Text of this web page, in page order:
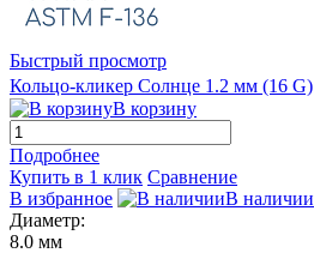
Быстрый просмотр
Кольцо-кликер Солнце 1.2 мм (16 G)
В корзину
Подробнее
Купить в 1 клик Сравнение
В избранное
В наличии
Диаметр:
8.0 мм